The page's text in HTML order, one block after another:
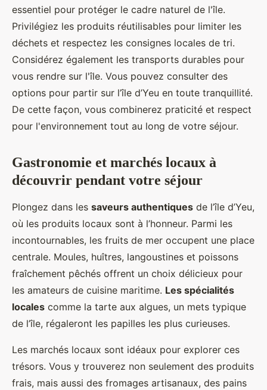
essentiel pour protéger le cadre naturel de l'île.
Privilégiez les produits réutilisables pour limiter les
déchets et respectez les consignes locales de tri.
Considérez également les transports durables pour
vous rendre sur l'île. Vous pouvez consulter des
options pour partir sur l’île d’Yeu en toute tranquillité.
De cette façon, vous combinerez praticité et respect
pour l'environnement tout au long de votre séjour.
Gastronomie et marchés locaux à
découvrir pendant votre séjour
Plongez dans les saveurs authentiques de l’île d’Yeu,
où les produits locaux sont à l’honneur. Parmi les
incontournables, les fruits de mer occupent une place
centrale. Moules, huîtres, langoustines et poissons
fraîchement pêchés offrent un choix délicieux pour
les amateurs de cuisine maritime. Les spécialités
locales comme la tarte aux algues, un mets typique
de l’île, régaleront les papilles les plus curieuses.
Les marchés locaux sont idéaux pour explorer ces
trésors. Vous y trouverez non seulement des produits
frais, mais aussi des fromages artisanaux, des pains